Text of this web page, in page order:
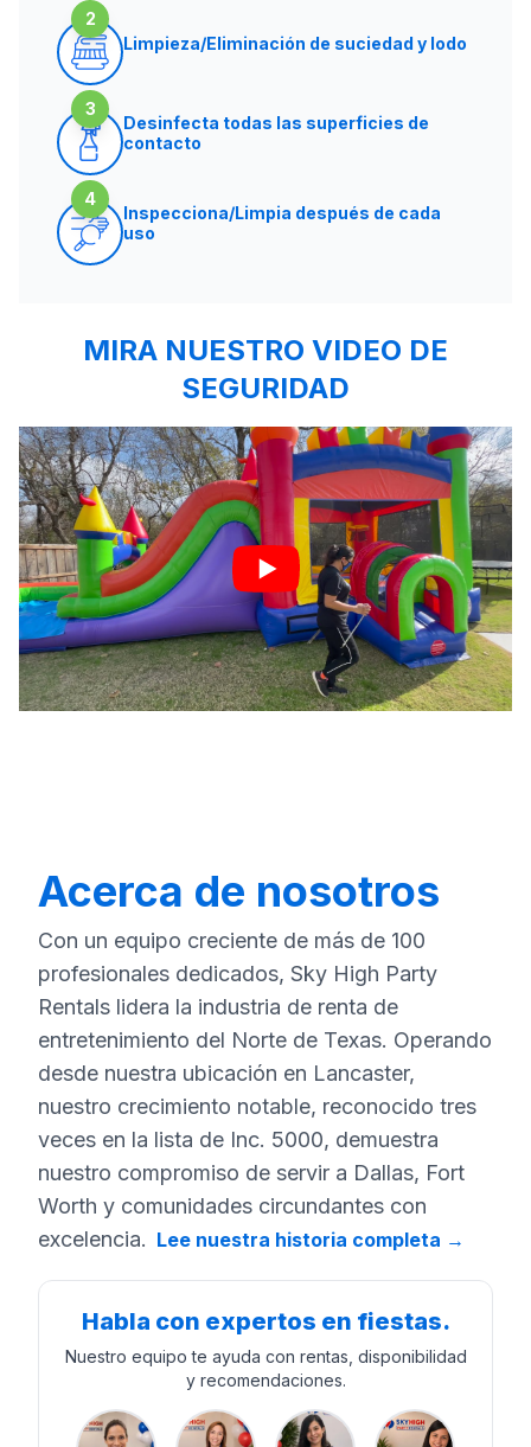
2
Limpieza/Eliminación de suciedad y lodo
3
Desinfecta todas las superficies de
contacto
4
Inspecciona/Limpia después de cada
uso
MIRA NUESTRO VIDEO DE
SEGURIDAD
Acerca de nosotros
Con un equipo creciente de más de 100
profesionales dedicados, Sky High Party
Rentals lidera la industria de renta de
entretenimiento del Norte de Texas. Operando
desde nuestra ubicación en Lancaster,
nuestro crecimiento notable, reconocido tres
veces en la lista de Inc. 5000, demuestra
nuestro compromiso de servir a Dallas, Fort
Worth y comunidades circundantes con
excelencia. Lee nuestra historia completa →
Habla con expertos en fiestas.
Nuestro equipo te ayuda con rentas, disponibilidad
y recomendaciones.